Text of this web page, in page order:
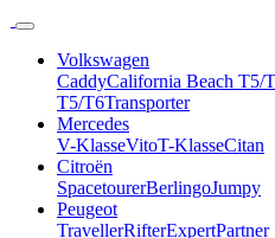
Volkswagen
CaddyCalifornia Beach T5/
T5/T6Transporter
Mercedes
V-KlasseVitoT-KlasseCitan
Citroën
SpacetourerBerlingoJumpy
Peugeot
TravellerRifterExpertPartner